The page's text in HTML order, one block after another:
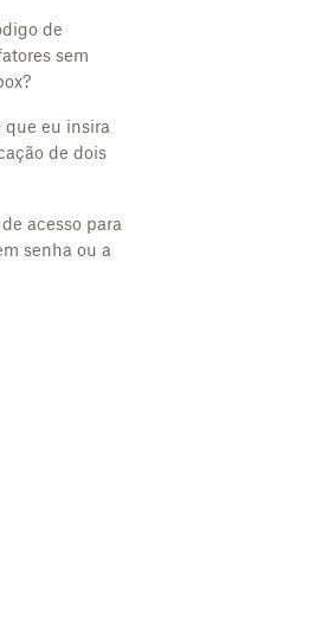
de
sem
que eu insira
de dois
acesso para
senha ou a